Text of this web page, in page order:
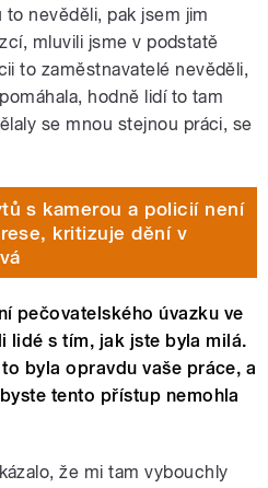
nevěděli, pak jsem jim
mluvili jsme v podstatě
to zaměstnavatelé nevěděli,
hodně lidí to tam
se mnou stejnou práci, se
s kamerou a policií není
kritizuje dění v
pečovatelského úvazku ve
lidé s tím, jak jste byla milá.
byla opravdu vaše práce, a
tento přístup nemohla
že mi tam vybouchly